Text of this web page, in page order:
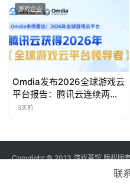
游戏企业
Omdia发布2026全球游戏云
平台报告：腾讯云连续两年
入选“领导者”象限
3天前
Copyright © 2013 游戏茶馆 版权所
经营许可证
联